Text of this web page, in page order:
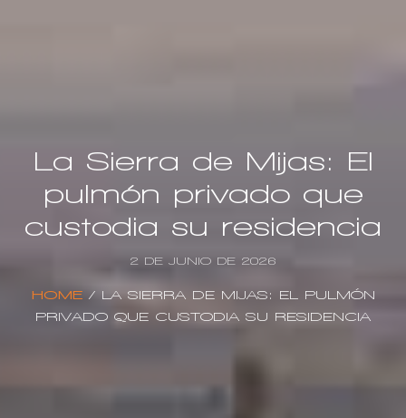
La Sierra de Mijas: El
pulmón privado que
custodia su residencia
2 DE JUNIO DE 2026
HOME/ LA SIERRA DE MIJAS: EL PULMÓN
PRIVADO QUE CUSTODIA SU RESIDENCIA